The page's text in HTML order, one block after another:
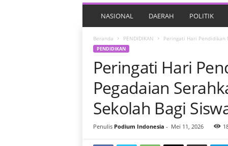
B
R
NASIONAL DAERAH POLITIK
Beranda PENDIDIKAN Peringati Hari Pendidikan
PENDIDIKAN
Peringati Hari
Pegadaian
Sekolah Bagi
Penulis Podium Indonesia - Mei 11, 2026